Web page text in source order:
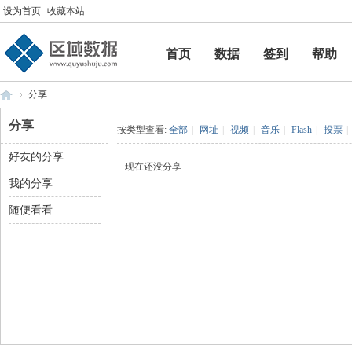
设为首页 收藏本站
首页 数据 签到
帮助
帮助
区 ›
分享
分享
好友的分享
我的分享
随便看看
按类型查看: 全部 网址 视频 音乐 Flash 投票
现在还没分享